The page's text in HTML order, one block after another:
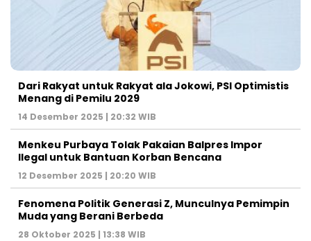
Dari Rakyat untuk Rakyat ala Jokowi, PSI Optimistis
Menang di Pemilu 2029
14 Desember 2025 | 20:32 WIB
Menkeu Purbaya Tolak Pakaian Balpres Impor
Ilegal untuk Bantuan Korban Bencana
12 Desember 2025 | 20:20 WIB
Fenomena Politik Generasi Z, Munculnya Pemimpin
Muda yang Berani Berbeda
28 Oktober 2025 | 13:38 WIB